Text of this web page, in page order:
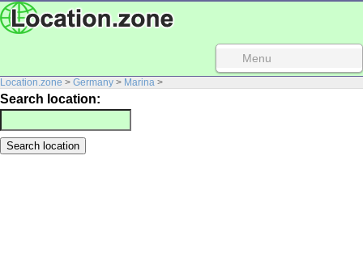
Menu
Location.zone > Germany > Marina >
Search location: